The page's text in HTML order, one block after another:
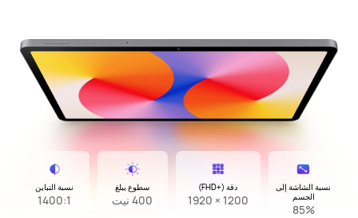
نسبة الشاشة إلى
الجسم
85%
دقة (+FHD)
1200 × 1920
سطوع يبلغ
400 نيت
نسبة التباين
1400:1